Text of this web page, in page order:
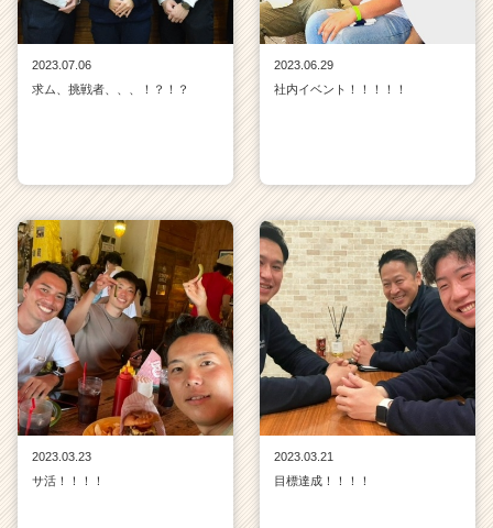
2023.07.06
求ム、挑戦者、、、！？！？
2023.06.29
社内イベント！！！！！
2023.03.23
サ活！！！！
2023.03.21
目標達成！！！！